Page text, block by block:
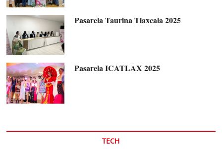
Pasarela Taurina Tlaxcala 2025
Pasarela ICATLAX 2025
TECH